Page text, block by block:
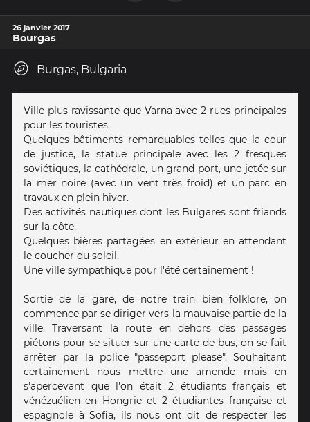
26 janvier 2017
Bourgas
Burgas, Bulgaria
Ville plus ravissante que Varna avec 2 rues principales
pour les touristes.
Quelques bâtiments remarquables telles que la cour
de justice, la statue principale avec les 2 fresques
soviétiques, la cathédrale, un grand port, une jetée sur
la mer noire (avec un vent très froid) et un parc en
travaux en plein hiver.
Des activités nautiques dont les Bulgares sont friands
sur la côte.
Quelques bières partagées en extérieur en attendant
le coucher du soleil.
Une ville sympathique pour l'été certainement !
Sortie de la gare, de notre train bien folklore, on
commence par se diriger vers la mauvaise partie de la
ville. Traversant la route en dehors des passages
piétons pour se situer sur une carte de bus, on se fait
arrêter par la police "passeport please". Souhaitant
certainement nous mettre une amende mais en
s'apercevant que l'on était 2 étudiants français et
vénézuélien en Hongrie et 2 étudiantes française et
espagnole à Sofia, ils nous ont dit de respecter les